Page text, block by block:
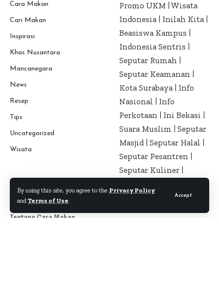
By using this site, you agree to the Privacy Policy
and Terms of Use.
Accept
Cara Makan
Cari Makan
Inspirasi
Khas Nusantara
Mancanegara
News
Resep
Tips
Uncategorized
Wisata
Promo UKM Wisata
Indonesia
Inilah Kita
Beasiswa Kampus
Indonesia Sentris
Seputar Rumah
Seputar Keamanan
Kota Surabaya
Info
Nasional
Info
Perkotaan
Ini Bekasi
Suara Muslim
Seputar
Masjid Seputar Halal
Seputar Pesantren
Seputar Kuliner
Tentang Cara Makan